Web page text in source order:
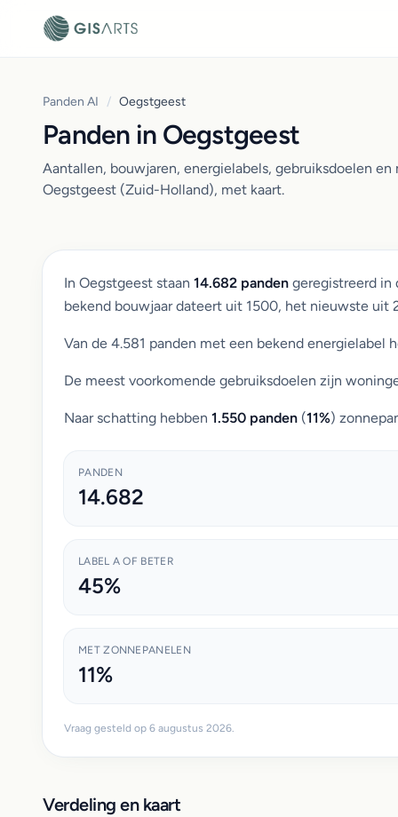
Panden AI / Oegstgeest
Panden in Oegstgeest
Aantallen, bouwjaren, energielabels, gebruiksdoelen
Oegstgeest (Zuid-Holland), met kaart.
In Oegstgeest staan 14.682 panden geregistreerd in
bekend bouwjaar dateert uit 1500, het nieuwste uit
Van de 4.581 panden met een bekend energielabel
De meest voorkomende gebruiksdoelen zijn
Naar schatting hebben 1.550 panden (11%)
PANDEN
14.682
LABEL A OF BETER
45%
MET ZONNEPANELEN
11%
Vraag gesteld op 6 augustus 2026.
Verdeling en kaart